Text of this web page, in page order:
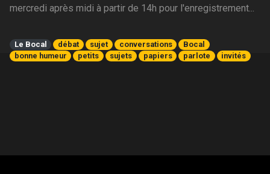
mercredi après midi à partir de 14h pour l'enregistrement...
Le Bocal débat sujet conversations
Bocal
bonne humeur
petits sujets papiers parlote invités